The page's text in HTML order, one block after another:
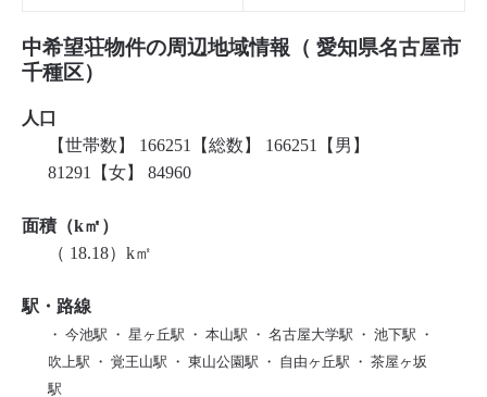
中希望荘物件の周辺地域情報（ 愛知県名古屋市
千種区）
人口
【世帯数】 166251【総数】 166251【男】
81291【女】 84960
面積（k㎡）
（ 18.18）k㎡
駅・路線
・ 今池駅 ・ 星ヶ丘駅 ・ 本山駅 ・ 名古屋大学駅 ・ 池下駅 ・
吹上駅 ・ 覚王山駅 ・ 東山公園駅 ・ 自由ヶ丘駅 ・ 茶屋ヶ坂
駅